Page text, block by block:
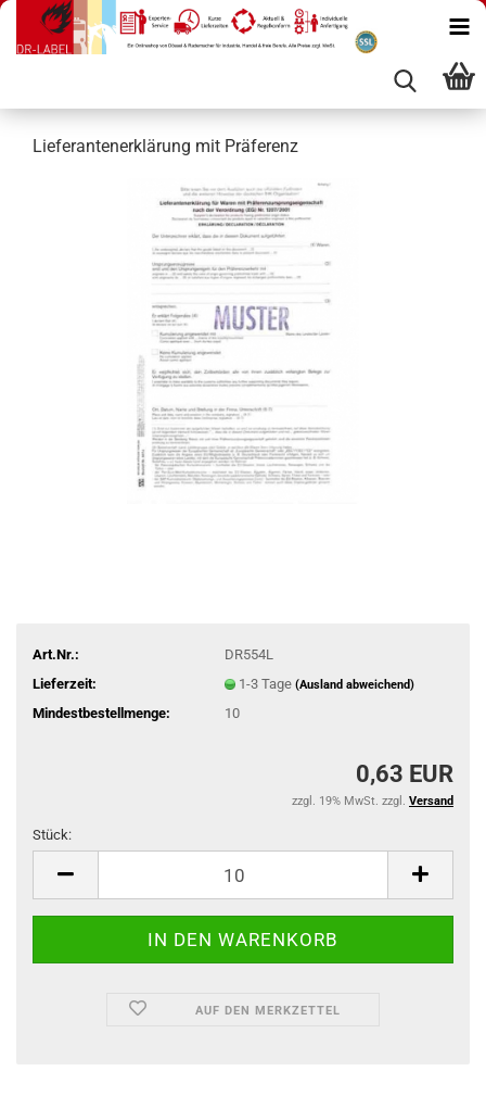
Lieferantenerklärung mit Präferenz
Art.Nr.:
DR554L
Lieferzeit:
1-3 Tage (Ausland abweichend)
Mindestbestellmenge: 10
0,63 EUR
zzgl. 19% MwSt. zzgl. Versand
Stück:
AUF DEN MERKZETTEL